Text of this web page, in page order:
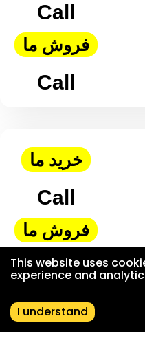
Call
فروش ما
Call
خرید ما
Call
فروش ما
Call
This website uses
experience and
I understand